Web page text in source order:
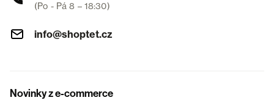
(Po - Pá 8 – 18:30)
info@shoptet.cz
Novinky z e-commerce